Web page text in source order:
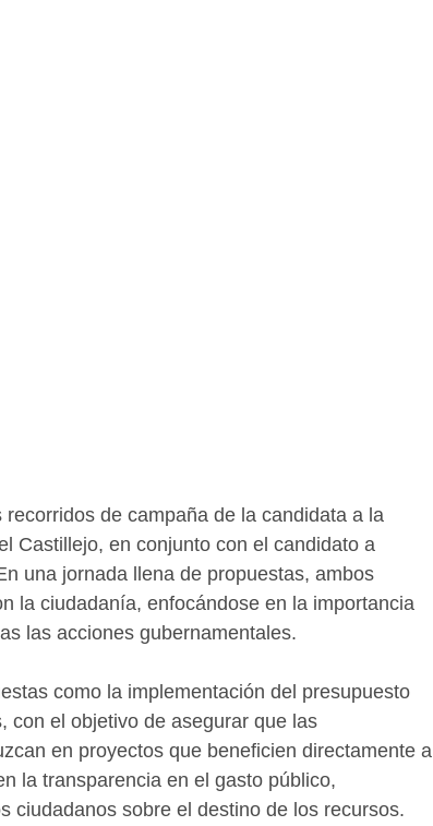
de campaña de la candidata a la
Castillejo, en conjunto con el candidato a
una jornada llena de propuestas, ambos
la ciudadanía, enfocándose en la importancia
las acciones gubernamentales.
como la implementación del presupuesto
con el objetivo de asegurar que las
en proyectos que beneficien directamente a
la transparencia en el gasto público,
ciudadanos sobre el destino de los recursos.